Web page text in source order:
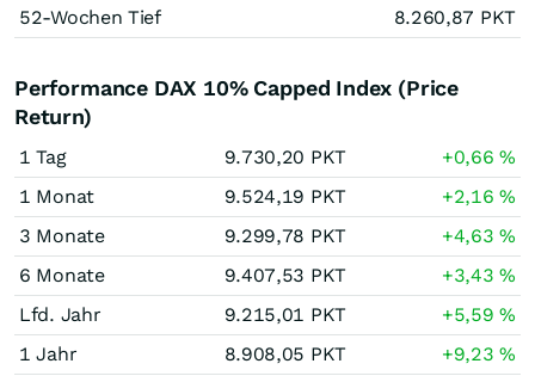
52-Wochen Tief
8.260,87 PKT
Performance DAX 10% Capped Index (Price
Return)
1 Tag 9.730,20 PKT +0,66%
1 Monat
9.524,19 PKT +2,16%
3 Monate
9.299,78 PKT +4,63%
6 Monate
9.407,53 PKT +3,43%
Lfd. Jahr
9.215,01 PKT +5,59%
1 Jahr
8.908,05 PKT +9,23%